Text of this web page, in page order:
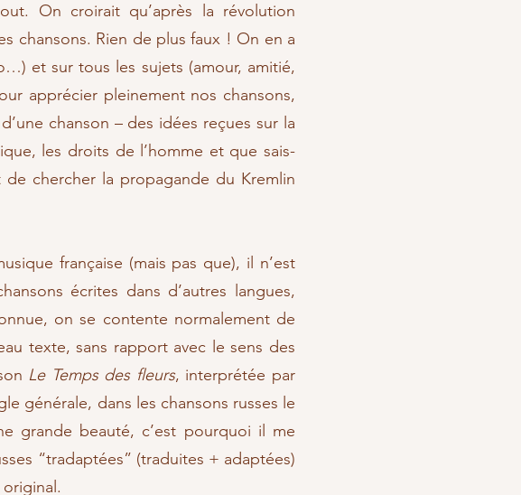
On croirait qu’après la révolution
chansons. Rien de plus faux ! On en a
et sur tous les sujets (amour, amitié,
apprécier pleinement nos chansons,
chanson – des idées reçues sur la
les droits de l’homme et que sais-
chercher la propagande du Kremlin
française (mais pas que), il n’est
écrites dans d’autres langues,
on se contente normalement de
texte, sans rapport avec le sens des
Le Temps des fleurs, interprétée par
générale, dans les chansons russes le
grande beauté, c’est pourquoi il me
“tradaptées” (traduites + adaptées)